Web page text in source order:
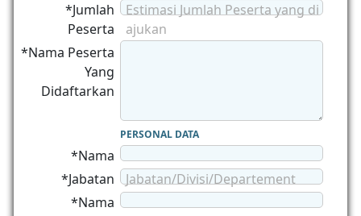
*Jumlah
Peserta
Estimasi Jumlah Peserta yang di
ajukan
*Nama Peserta
Yang
Didaftarkan
PERSONAL DATA
*Nama
*Jabatan
Jabatan/Divisi/Departement
*Nama